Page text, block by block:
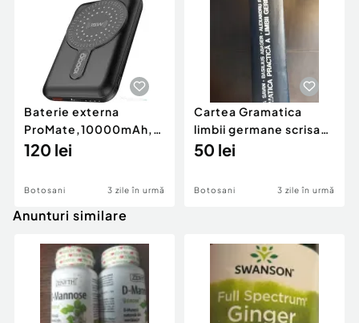
Baterie externa
ProMate,10000mAh,
Wireless, PowerBank
120 lei
Botosani 3 zile în urmă
Cartea Gramatica
limbii germane scrisa
de Emilia Savin
50 lei
Botosani 3 zile în urmă
Anunturi similare